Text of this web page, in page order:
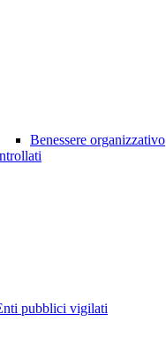
Benessere organizzativo
pubblici vigilati